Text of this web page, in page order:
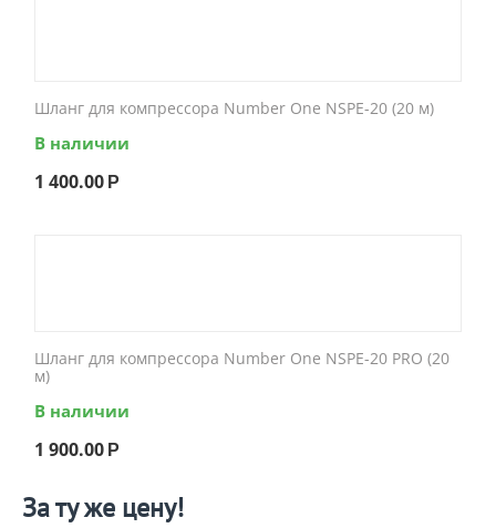
Шланг для компрессора Number One NSPE-20 (20 м)
В наличии
1 400.00 Р
Шланг для компрессора Number One NSPE-20 PRO (20
м)
В наличии
1 900.00 Р
За ту же цену!